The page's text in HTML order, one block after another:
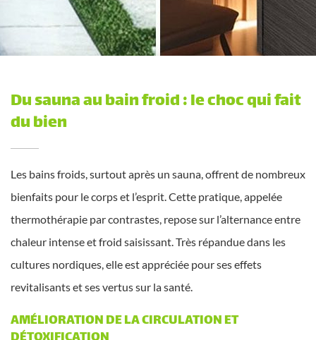
Du sauna au bain froid : le choc qui fait
du bien
Les bains froids, surtout après un sauna, offrent de nombreux
bienfaits pour le corps et l’esprit. Cette pratique, appelée
thermothérapie par contrastes, repose sur l’alternance entre
chaleur intense et froid saisissant. Très répandue dans les
cultures nordiques, elle est appréciée pour ses effets
revitalisants et ses vertus sur la santé.
AMÉLIORATION DE LA CIRCULATION ET